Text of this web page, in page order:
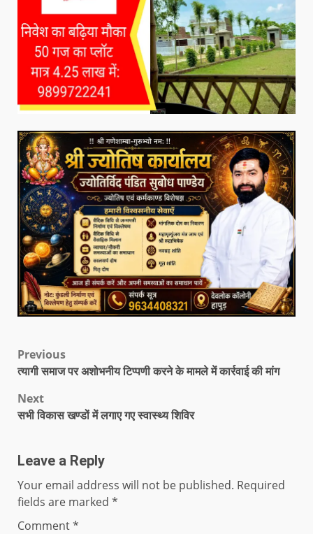
Previous
त्यागी समाज पर अशोभनीय टिप्पणी करने के मामले में कार्रवाई की मांग
Next
सभी विकास खण्डों में लगाए गए स्वास्थ्य शिविर
Leave a Reply
Your email address will not be published. Required
fields are marked *
Comment*